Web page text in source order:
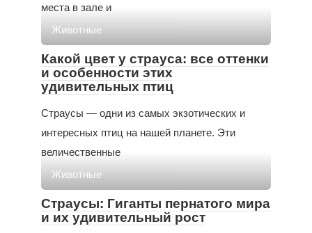
места в зале и
Животные
Какой цвет у страуса: все оттенки
и особенности этих
удивительных птиц
Страусы — одни из самых экзотических и
интересных птиц на нашей планете. Эти
величественные
Животные
Страусы: Гиганты пернатого мира
и их удивительный рост